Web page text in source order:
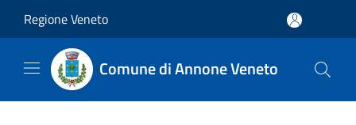
Regione Veneto
Comune di Annone Veneto